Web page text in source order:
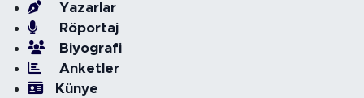
Yazarlar
Röportaj
Biyografi
Anketler
Künye